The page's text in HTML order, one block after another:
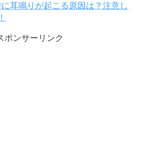
耳鳴りが起こる原因は？注意し
ポンサーリンク